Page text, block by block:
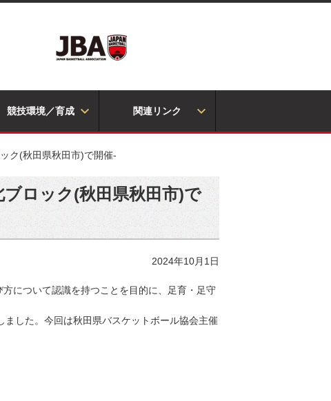
競技環境／育成 関連リンク
ク(秋田県秋田市)で開催-
ロック(秋田県秋田市)で
2024年10月1日
について認識を持つことを目的に、足育・足守
した。今回は秋田県バスケットボール協会主催